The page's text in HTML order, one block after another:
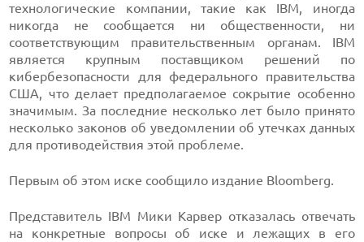
технологические компании, такие как IBM, иногда
никогда не сообщается ни общественности, ни
соответствующим правительственным органам. IBM
является крупным поставщиком решений по
кибербезопасности для федерального правительства
США, что делает предполагаемое сокрытие особенно
значимым. За последние несколько лет было принято
несколько законов об уведомлении об утечках данных
для противодействия этой проблеме.
Первым об этом иске сообщило издание Bloomberg.
Представитель IBM Мики Карвер отказалась отвечать
на конкретные вопросы об иске и лежащих в его